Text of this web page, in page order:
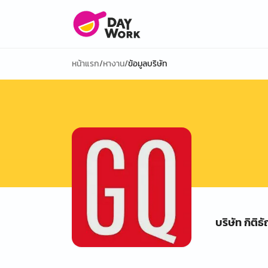
หน้าแรก/หางาน/ข้อมูลบริษัท
บริษัท กิติ